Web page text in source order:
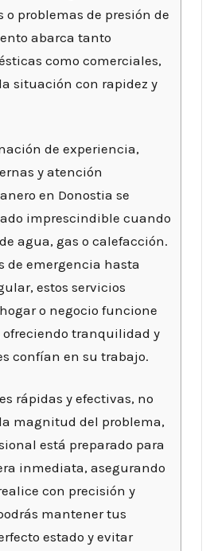
problemas de presión de
abarca tanto
como comerciales,
situación con rapidez y
de experiencia,
y atención
en Donostia se
imprescindible cuando
agua, gas o calefacción.
de emergencia hasta
estos servicios
o negocio funcione
tranquilidad y
confían en su trabajo.
rápidas y efectivas, no
magnitud del problema,
está preparado para
inmediata, asegurando
con precisión y
mantener tus
estado y evitar